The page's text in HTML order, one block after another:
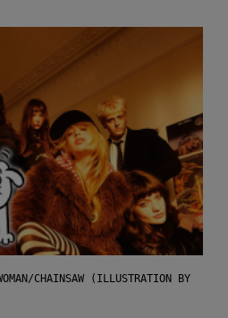
CHAINSAW (ILLUSTRATION BY